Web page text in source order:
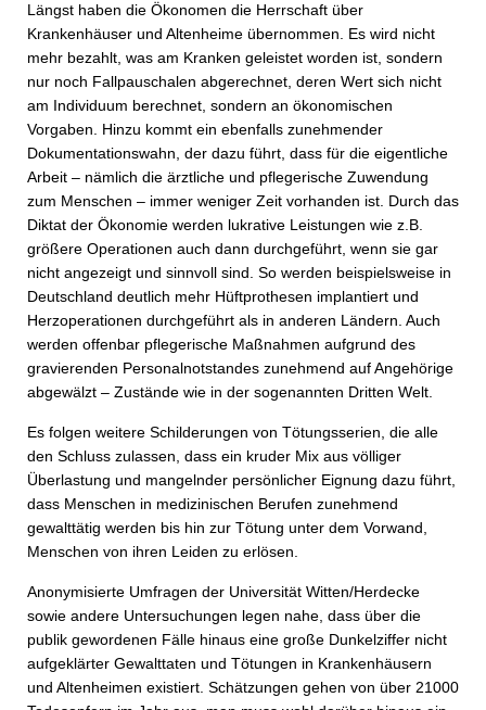
Längst haben die Ökonomen die Herrschaft über
Krankenhäuser und Altenheime übernommen. Es wird nicht
mehr bezahlt, was am Kranken geleistet worden ist, sondern
nur noch Fallpauschalen abgerechnet, deren Wert sich nicht
am Individuum berechnet, sondern an ökonomischen
Vorgaben. Hinzu kommt ein ebenfalls zunehmender
Dokumentationswahn, der dazu führt, dass für die eigentliche
Arbeit – nämlich die ärztliche und pflegerische Zuwendung
zum Menschen – immer weniger Zeit vorhanden ist. Durch das
Diktat der Ökonomie werden lukrative Leistungen wie z.B.
größere Operationen auch dann durchgeführt, wenn sie gar
nicht angezeigt und sinnvoll sind. So werden beispielsweise in
Deutschland deutlich mehr Hüftprothesen implantiert und
Herzoperationen durchgeführt als in anderen Ländern. Auch
werden offenbar pflegerische Maßnahmen aufgrund des
gravierenden Personalnotstandes zunehmend auf Angehörige
abgewälzt – Zustände wie in der sogenannten Dritten Welt.
Es folgen weitere Schilderungen von Tötungsserien, die alle
den Schluss zulassen, dass ein kruder Mix aus völliger
Überlastung und mangelnder persönlicher Eignung dazu führt,
dass Menschen in medizinischen Berufen zunehmend
gewalttätig werden bis hin zur Tötung unter dem Vorwand,
Menschen von ihren Leiden zu erlösen.
Anonymisierte Umfragen der Universität Witten/Herdecke
sowie andere Untersuchungen legen nahe, dass über die
publik gewordenen Fälle hinaus eine große Dunkelziffer nicht
aufgeklärter Gewalttaten und Tötungen in Krankenhäusern
und Altenheimen existiert. Schätzungen gehen von über 21000